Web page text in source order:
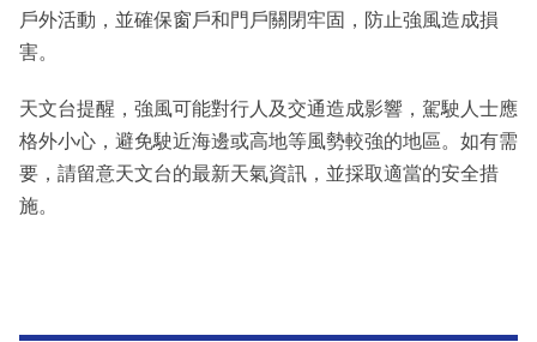
戶外活動，並確保窗戶和門戶關閉牢固，防止強風造成損
害。
天文台提醒，強風可能對行人及交通造成影響，駕駛人士應
格外小心，避免駛近海邊或高地等風勢較強的地區。如有需
要，請留意天文台的最新天氣資訊，並採取適當的安全措
施。